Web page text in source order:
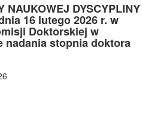
NAUKOWEJ DYSCYPLINY
16 lutego 2026 r. w
Doktorskiej w
nadania stopnia doktora